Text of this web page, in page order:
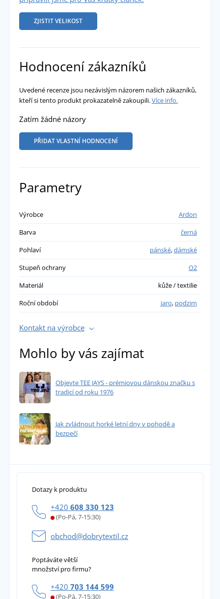
ZJISTIT VELIKOST
Hodnocení zákazníků
Uvedené recenze jsou nezávislým názorem našich zákazníků,
kteří si tento produkt prokazatelně zakoupili.Více info.
Zatím žádné názory
PŘIDAT VLASTNÍ HODNOCENÍ
Parametry
Výrobce
Ardon
Barva
černá
Pohlaví
pánské,dámské
Stupeň ochrany
O2
Materiál
kůže / textilie
Roční období
jaro, podzim
Kontakt na výrobce
Mohlo by vás zajímat
Objevte TEE JAYS - prémiovou dánskou značku s
tradicí od roku 1976
Jak zvládnout horké letní dny v pohodě a
bezpečí
Dotazy k produktu
+420 608 330 123
(Po-Pá, 7-15:30)
obchod@dobrytextil.cz
Poptáváte větší
množství pro firmu?
+420 703 144 599
(Po-Pá, 7-15:30)